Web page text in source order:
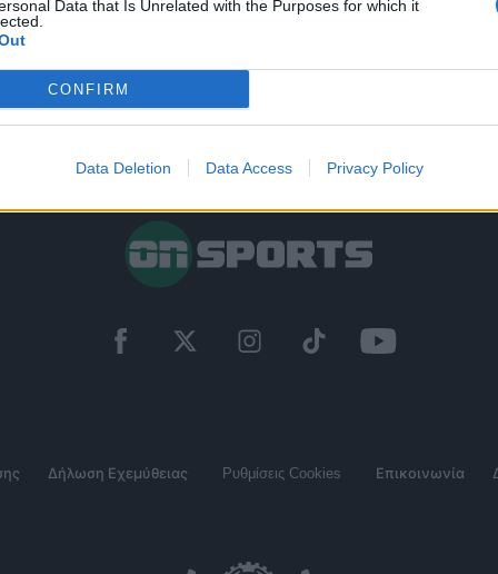
Data that Is Unrelated with the Purposes for which it
CONFIRM
Data Deletion Data Access Privacy Policy
Δήλωση Εχεμύθειας Ρυθμίσεις Cookies Επικοινωνία